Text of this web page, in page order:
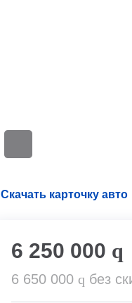
Скачать карточку авто
6 250 000 q
6 650 000 q без